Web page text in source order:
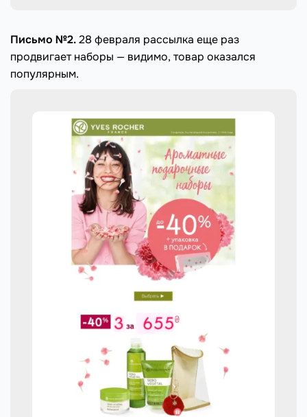
Письмо №2.28 февраля рассылка еще раз
продвигает наборы — видимо, товар оказался
популярным.